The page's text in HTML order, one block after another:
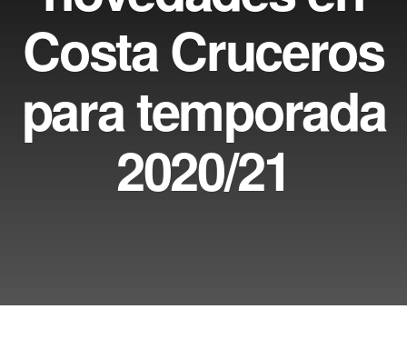
Costa Cruceros
para temporada
2020/21